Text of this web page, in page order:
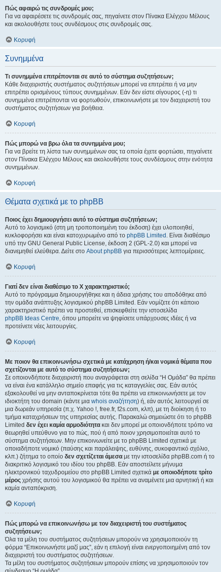
Πώς αφαιρώ τις συνδρομές μου;
Για να αφαιρέσετε τις συνδρομές σας, πηγαίνετε στον Πίνακα Ελέγχου Μέλους
και ακολουθήστε τους συνδέσμους στις συνδρομές σας.
Κορυφή
Συνημμένα
Τι συνημμένα επιτρέπονται σε αυτό το σύστημα συζητήσεων;
Κάθε διαχειριστής συστήματος συζητήσεων μπορεί να επιτρέπει ή να μην
επιτρέπει ορισμένους τύπους συνημμένων. Εάν δεν είστε σίγουρος (-η) τι
συνημμένα επιτρέπονται να φορτωθούν, επικοινωνήστε με τον διαχειριστή του
συστήματος συζητήσεων για βοήθεια.
Κορυφή
Πώς μπορώ να βρω όλα τα συνημμένα μου;
Για να βρείτε τη λίστα των συνημμένων σας τα οποία έχετε φορτώσει, πηγαίνετε
στον Πίνακα Ελέγχου Μέλους και ακολουθήστε τους συνδέσμους στην ενότητα
συνημμένων.
Κορυφή
Θέματα σχετικά με το phpBB
Ποιος έχει δημιουργήσει αυτό το σύστημα συζητήσεων;
Αυτό το λογισμικό (στη μη τροποποιημένη του έκδοση) έχει υλοποιηθεί,
κυκλοφορήσει και είναι κατοχυρωμένο από το phpBB Limited . Είναι διαθέσιμο
υπό την GNU General Public License, έκδοση 2 (GPL-2.0) και μπορεί να
διανεμηθεί ελεύθερα. Δείτε στο About phpBB για περισσότερες λεπτομέρειες.
Κορυφή
Γιατί δεν είναι διαθέσιμο το Χ χαρακτηριστικό;
Αυτό το πρόγραμμα δημιουργήθηκε και η άδεια χρήσης του αποδόθηκε από
την ομάδα ανάπτυξης λογισμικού phpBB Limited. Εάν νομίζετε ότι κάποιο
χαρακτηριστικό πρέπει να προστεθεί, επισκεφθείτε την ιστοσελίδα
phpBB Ideas Centre, όπου μπορείτε να ψηφίσετε υπάρχουσες ιδέες ή να
προτείνετε νέες λειτουργίες.
Κορυφή
Με ποιον θα επικοινωνήσω σχετικά με κατάχρηση ή/και νομικά θέματα που
σχετίζονται με αυτό το σύστημα συζητήσεων;
Σε οποιονδήποτε διαχειριστή που αναγράφεται στη σελίδα “Η Ομάδα” θα πρέπει
να είναι ένα κατάλληλο σημείο επαφής για τις καταγγελίες σας. Εάν αυτός
εξακολουθεί να μην ανταποκρίνεται τότε θα πρέπει να επικοινωνήσετε με τον
ιδιοκτήτη του domain (κάντε μια whois αναζήτηση) ή, εάν αυτός λειτουργεί σε
μια δωρεάν υπηρεσία (π.χ. Yahoo !, free.fr, f2s.com, κλπ), με τη διοίκηση ή το
τμήμα καταχρήσεων της υπηρεσίας αυτής. Παρακαλώ σημειώστε ότι το phpBB
Limited δεν έχει καμία αρμοδιότητα και δεν μπορεί με οποιονδήποτε τρόπο να
θεωρηθεί υπεύθυνο για το πώς, πού ή από ποιον χρησιμοποιείται αυτό το
σύστημα συζητήσεων. Μην επικοινωνείτε με το phpBB Limited σχετικά με
οποιαδήποτε νομικό (παύσης και παράλειψης, ευθύνης, συκοφαντικό σχόλιο,
κλπ.) ζήτημα το οποίο δεν σχετίζεται άμεσα με την ιστοσελίδα phpBB.com ή το
διακριτικό λογισμικό του ιδίου του phpBB. Εάν αποστείλετε μήνυμα
ηλεκτρονικού ταχυδρομείου στο phpBB Limited σχετικά με οποιοδήποτε τρίτο
μέρος χρήσης αυτού του λογισμικού θα πρέπει να αναμένετε μια αρνητική ή και
καμία ανταπόκριση.
Κορυφή
Πώς μπορώ να επικοινωνήσω με τον διαχειριστή του συστήματος
συζητήσεων;
Όλα τα μέλη του συστήματος συζητήσεων μπορούν να χρησιμοποιούν τη
φόρμα “Επικοινωνήστε μαζί μας”, εάν η επιλογή είναι ενεργοποιημένη από τον
διαχειριστή του συστήματος συζητήσεων.
Τα μέλη του συστήματος συζητήσεων μπορούν επίσης να χρησιμοποιούν τον